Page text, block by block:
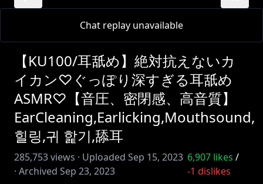
Chat replay unavailable
【KU100/耳舐め】絶対抗えないカ
イカン♡ぐっぽり深すぎる耳舐め
ASMR♡【音圧、密閉感、高音質】
EarCleaning,Earlicking,Mouthsound,
힐링,귀 핥기,舔耳
285,753views · Uploaded Sep 15, 2023
· Archived Sep 23, 2023
6,907likes /
-1 dislikes